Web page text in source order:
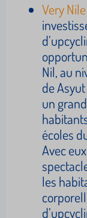
Very Nile
Nil, au
de
un
écoles
Avec
les